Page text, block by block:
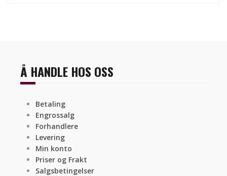
Å HANDLE HOS OSS
Betaling
Engrossalg
Forhandlere
Levering
Min konto
Priser og Frakt
Salgsbetingelser